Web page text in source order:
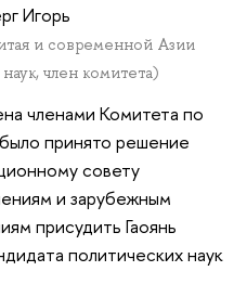
Игорь
и современной Азии
член комитета)
членами Комитета по
принято решение
совету
и зарубежным
присудить Гаоянь
политических наук